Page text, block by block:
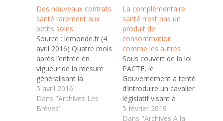
Des nouveaux contrats
santé rarement aux
petits soins
Source : lemonde.fr (4
avril 2016) Quatre mois
après l’entrée en
vigueur de la mesure
généralisant la
mutuelle dans les
sociétés, le bilan est en
demi-teinte. Les chefs
5 avril 2016
Dans "Archives Les
Brèves"
La complémentaire
santé n’est pas un
produit de
consommation
comme les autres
Sous couvert de la loi
PACTE, le
Gouvernement a tenté
d’introduire un cavalier
législatif visant à
rendre possible la
résiliation de la
5 février 2019
Dans "Archives A la